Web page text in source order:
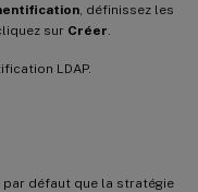
, définissez les
sur Créer
LDAP.
par défaut que la stratégie